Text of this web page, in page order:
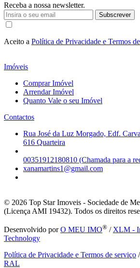
Receba a nossa newsletter.
Subscrever
Aceito a Política de Privacidade e Termos
Imóveis
Comprar Imóvel
Arrendar Imóvel
Quanto Vale o seu Imóvel
Contactos
Rua José da Luz Morgado, Edf.
616 Quarteira
00351912180810 (Chamada para a
xanamartins1@gmail.com
© 2026 Top Star Imoveis - Sociedade de
(Licença AMI 19432). Todos os direitos
Desenvolvido porO MEU IMO® / XLM -
Technology
Política de Privacidade e Termos de serviço /
RAL